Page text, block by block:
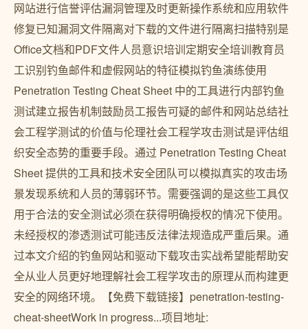
网站进行信誉评估漏洞管理及时更新操作系统和应用软件
修复已知漏洞文件隔离对下载的文件进行隔离扫描特别是
Office文档和PDF文件人员意识培训定期安全培训教育员
工识别钓鱼邮件和虚假网站的特征模拟钓鱼演练使用
Penetration Testing Cheat Sheet 中的工具进行内部钓鱼
测试建立报告机制鼓励员工报告可疑的邮件和网站总结社
会工程学测试的价值与伦理社会工程学攻击测试是评估组
织安全态势的重要手段。通过 Penetration Testing Cheat
Sheet 提供的工具和技术安全团队可以模拟真实的攻击场
景发现系统和人员的薄弱环节。需要强调的是这些工具仅
用于合法的安全测试必须在获得明确授权的情况下使用。
未经授权的渗透测试可能违反法律法规造成严重后果。通
过本文介绍的钓鱼网站和驱动下载攻击实战希望能帮助安
全从业人员更好地理解社会工程学攻击的原理从而构建更
安全的网络环境。【免费下载链接】penetration-testing-
cheat-sheetWork in progress...项目地址: